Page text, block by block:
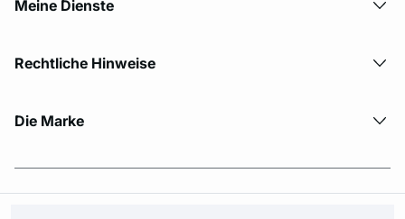
Meine Dienste
Rechtliche Hinweise
Die Marke